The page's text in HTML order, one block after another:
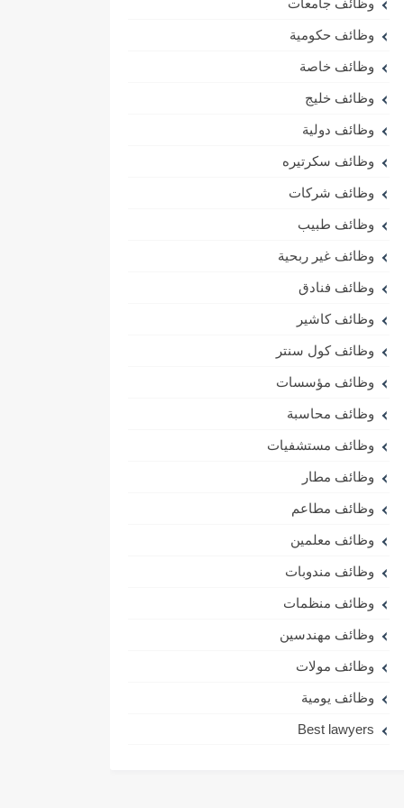
وظائف جامعات
وظائف حكومية
وظائف خاصة
وظائف خليج
وظائف دولية
وظائف سكرتيره
وظائف شركات
وظائف طبيب
وظائف غير ربحية
وظائف فنادق
وظائف كاشير
وظائف كول سنتر
وظائف مؤسسات
وظائف محاسبة
وظائف مستشفيات
وظائف مطار
وظائف مطاعم
وظائف معلمين
وظائف مندوبات
وظائف منظمات
وظائف مهندسين
وظائف مولات
وظائف يومية
Best lawyers